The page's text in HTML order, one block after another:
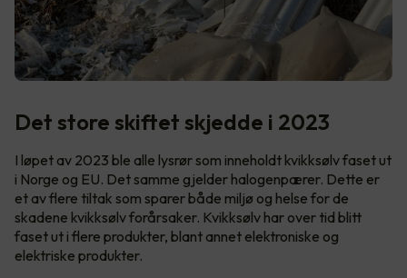
Det store skiftet skjedde i 2023
I løpet av 2023 ble alle lysrør som inneholdt kvikksølv faset ut
i Norge og EU. Det samme gjelder halogenpærer. Dette er
et av flere tiltak som sparer både miljø og helse for de
skadene kvikksølv forårsaker. Kvikksølv har over tid blitt
faset ut i flere produkter, blant annet elektroniske og
elektriske produkter.